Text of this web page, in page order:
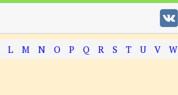
L M N O P Q R S T U V W